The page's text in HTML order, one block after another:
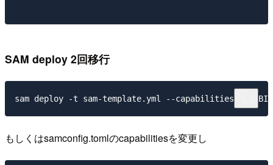
SAM deploy 2回移行
もしくはsamconfig.tomlのcapabilitiesを変更し